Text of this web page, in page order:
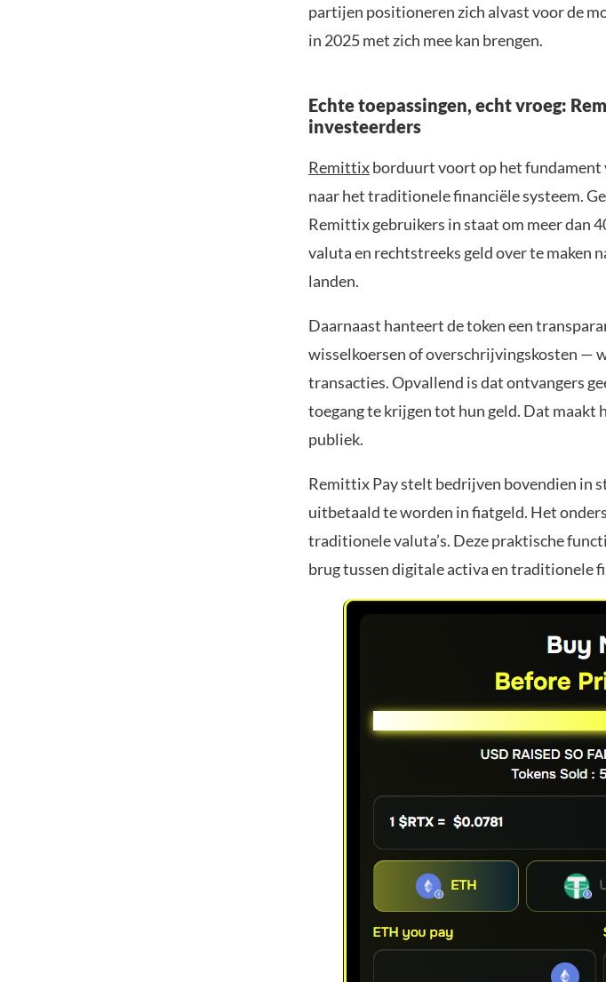
partijen positioneren zich alvast voor de
in 2025 met zich mee kan brengen.
Echte toepassingen, echt vroeg:
investeerders
Remittixborduurt voort op het fundament
naar het traditionele financiële systeem.
Remittix gebruikers in staat om meer dan
valuta en rechtstreeks geld over te maken
landen.
Daarnaast hanteert de token een
wisselkoersen of overschrijvingskosten —
transacties. Opvallend is dat ontvangers
toegang te krijgen tot hun geld. Dat
publiek.
Remittix Pay stelt bedrijven bovendien in
uitbetaald te worden in fiatgeld. Het
traditionele valuta’s. Deze praktische
brug tussen digitale activa en traditionele